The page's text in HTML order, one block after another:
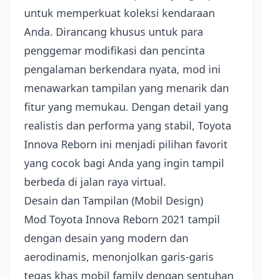
untuk memperkuat koleksi kendaraan
Anda. Dirancang khusus untuk para
penggemar modifikasi dan pencinta
pengalaman berkendara nyata, mod ini
menawarkan tampilan yang menarik dan
fitur yang memukau. Dengan detail yang
realistis dan performa yang stabil, Toyota
Innova Reborn ini menjadi pilihan favorit
yang cocok bagi Anda yang ingin tampil
berbeda di jalan raya virtual.
Desain dan Tampilan (Mobil Design)
Mod Toyota Innova Reborn 2021 tampil
dengan desain yang modern dan
aerodinamis, menonjolkan garis-garis
tegas khas mobil family dengan sentuhan